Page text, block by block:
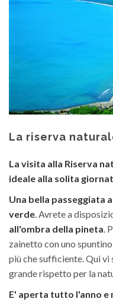
La riserva
La visita alla Riserva
ideale alla solita
Una bella passeggiata
verde. Avrete a
all'ombra della pineta.
zainetto con uno
più che sufficiente. Qui vi
grande rispetto per la
E' aperta tutto l'anno